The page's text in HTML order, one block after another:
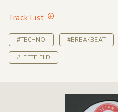
Track List
#TECHNO #BREAKBEAT
#LEFTFIELD